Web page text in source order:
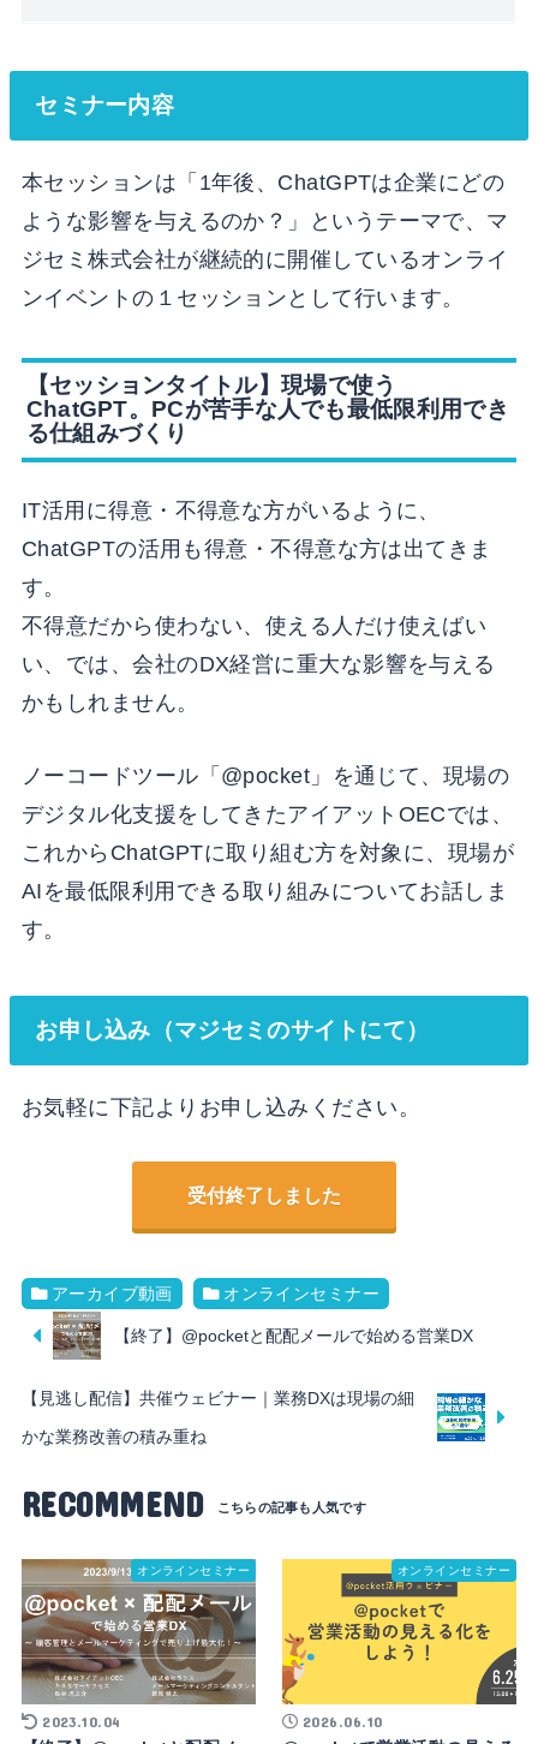
セミナー内容
本セッションは「1年後、ChatGPTは企業にどの
ような影響を与えるのか？」というテーマで、マ
ジセミ株式会社が継続的に開催しているオンライ
ンイベントの１セッションとして行います。
【セッションタイトル】現場で使う
ChatGPT。PCが苦手な人でも最低限利用でき
る仕組みづくり
IT活用に得意・不得意な方がいるように、
ChatGPTの活用も得意・不得意な方は出てきま
す。
不得意だから使わない、使える人だけ使えばい
い、では、会社のDX経営に重大な影響を与える
かもしれません。
ノーコードツール「@pocket」を通じて、現場の
デジタル化支援をしてきたアイアットOECでは、
これからChatGPTに取り組む方を対象に、現場が
AIを最低限利用できる取り組みについてお話しま
す。
お申し込み（マジセミのサイトにて）
お気軽に下記よりお申し込みください。
受付終了しました
アーカイブ動画 オンラインセミナー
【終了】@pocketと配配メールで始める営業DX
【見逃し配信】共催ウェビナー｜業務DXは現場の細
かな業務改善の積み重ね
RECOMMEND
オンラインセミナー
2023.10.04
オンラインセミナー
2026.06.10